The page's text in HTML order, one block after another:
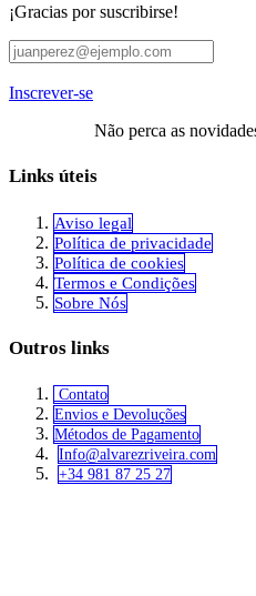
¡Gracias por suscribirse!
Inscrever-se
Não perca as
Links úteis
Aviso legal
Política de privacidade
Política de cookies
Termos e Condições
Sobre Nós
Outros links
Contato
Envios e Devoluções
Métodos de Pagamento
Info@alvar​​ezriveira.com
+34 981 87 25 27